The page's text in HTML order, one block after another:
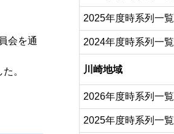
会を通
。
2025年度時系列一覧
2024年度時系列一覧
川崎地域
2026年度時系列一覧
2025年度時系列一覧